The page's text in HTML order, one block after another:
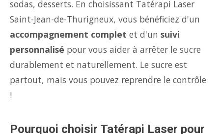
sodas, desserts. En choisissant Tatérapi Laser
Saint-Jean-de-Thurigneux, vous bénéficiez d'un
accompagnement complet et d'un suivi
personnalisé pour vous aider à arrêter le sucre
durablement et naturellement. Le sucre est
partout, mais vous pouvez reprendre le contrôle
!
Pourquoi choisir Tatérapi Laser pour